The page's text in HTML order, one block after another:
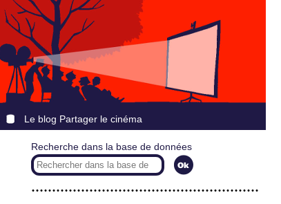
Le blog Partager le cinéma
Recherche dans la base de données